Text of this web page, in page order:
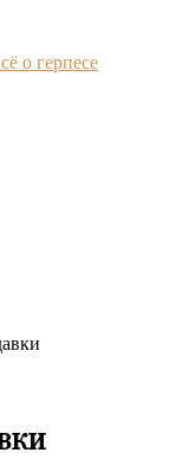
о герпесе